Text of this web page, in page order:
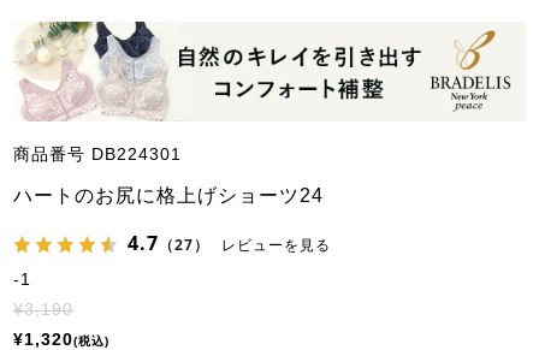
商品番号 DB224301
ハートのお尻に格上げショーツ24
4.7 （27） レビューを見る
-1
¥3,190
¥1,320 税込